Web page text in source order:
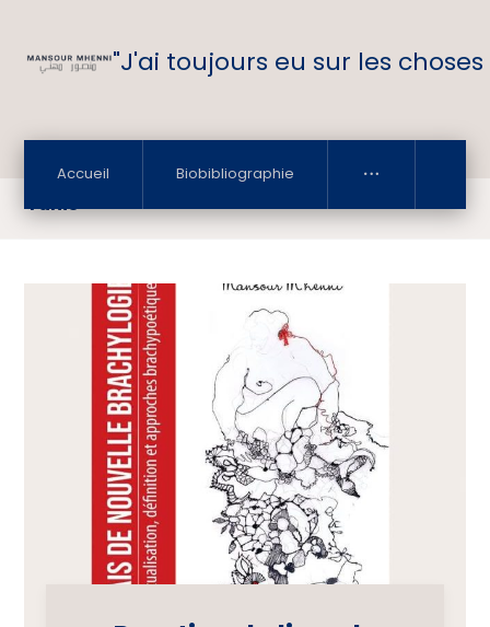
"J'ai toujours eu sur les
Accueil Biobibliographie
Tunis